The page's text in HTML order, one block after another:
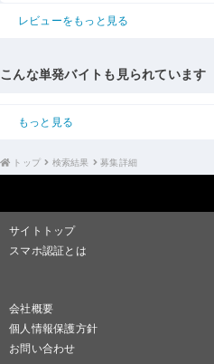
レビューをもっと見る
こんな単発バイトも見られています
もっと見る
トップ 検索結果 募集詳細
サイトトップ
スマホ認証とは
会社概要
個人情報保護方針
お問い合わせ